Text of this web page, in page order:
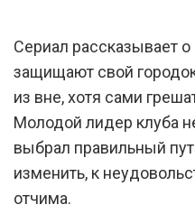
Сериал рассказывает
защищают свой
из вне, хотя сами
Молодой лидер клуба
выбрал правильный
изменить, к
отчима.